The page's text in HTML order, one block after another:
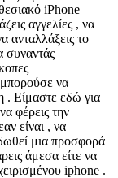
iPhone
αγγελίες , να
ανταλλάξεις το
συναντάς
μπορούσε να
. Είμαστε εδώ για
φέρεις την
είναι , να
μια προσφορά
άμεσα είτε να
iphone .